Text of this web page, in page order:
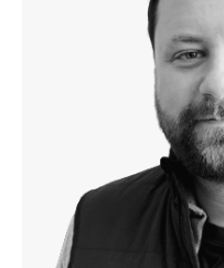
MÖT VÅR LEDNINGSGRUPP
FRAMGÅNGSHISTORIER
FINANSIERING
ARBETA HOS OSS
KONTAKTA OSS